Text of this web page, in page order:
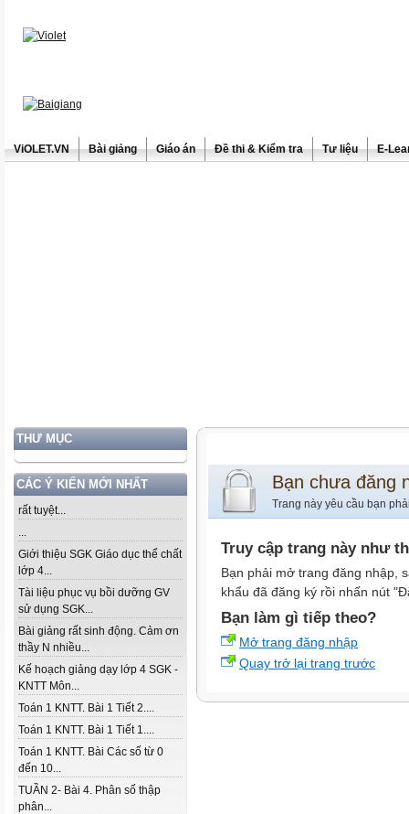
ViOLET.VN Bài giảng Giáo án Đề thi & Kiểm tra Tư liệu E-
THƯ MỤC
CÁC Ý KIẾN MỚI NHẤT
rất tuyệt...
...
Giới thiệu SGK Giáo dục thể chất
lớp 4...
Tài liệu phục vụ bồi dưỡng GV
sử dụng SGK...
Bài giảng rất sinh động. Cảm ơn
thầy N nhiều...
Kế hoạch giảng dạy lớp 4 SGK -
KNTT Môn...
Toán 1 KNTT. Bài 1 Tiết 2....
Toán 1 KNTT. Bài 1 Tiết 1....
Toán 1 KNTT. Bài Các số từ 0
đến 10...
TUẦN 2- Bài 4. Phân số thập
phân...
Bạn chưa đăng
Trang này yêu cầu bạn
Truy cập trang này như
Bạn phải mở trang đăng nhập,
khẩu đã đăng ký rồi nhấn nút
Bạn làm gì tiếp theo?
Mở trang đăng nhập
Quay trở lại trang trước